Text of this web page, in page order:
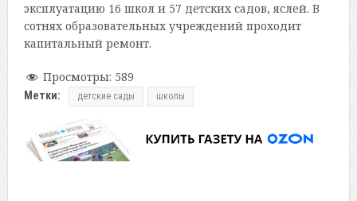
эксплуатацию 16 школ и 57 детских садов, яслей. В
сотнях образовательных учреждений проходит
капитальный ремонт.
Просмотры: 589
Метки: детские сады школы